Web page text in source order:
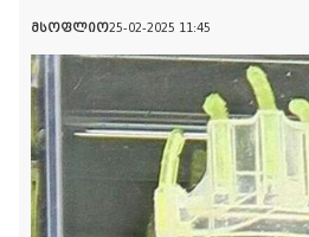
მსოფლიო25-02-2025 11:45